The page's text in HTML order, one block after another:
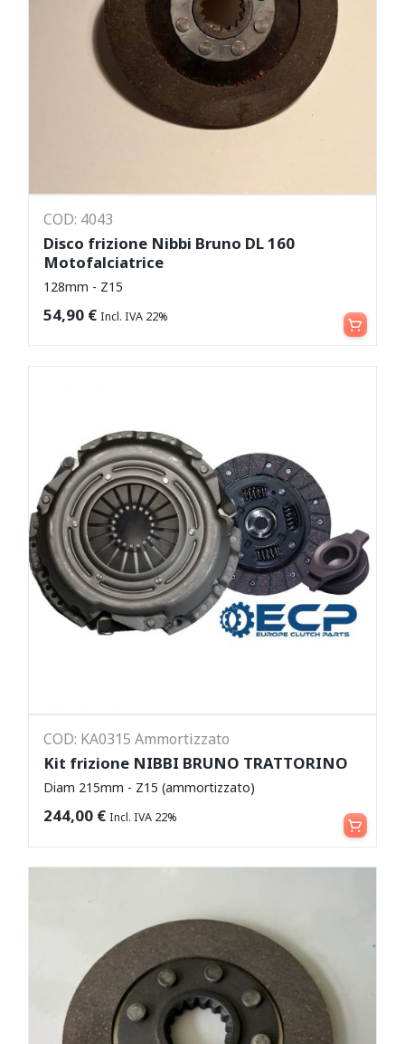
COD: 4043
Disco frizione Nibbi Bruno DL 160
Motofalciatrice
128mm - Z15
54,90 € Incl. IVA 22% Aggiungi al carrello
COD: KA0315 Ammortizzato
Kit frizione NIBBI BRUNO TRATTORINO
Diam 215mm - Z15 (ammortizzato)
244,00 € Incl. IVA 22% Leggi tutto